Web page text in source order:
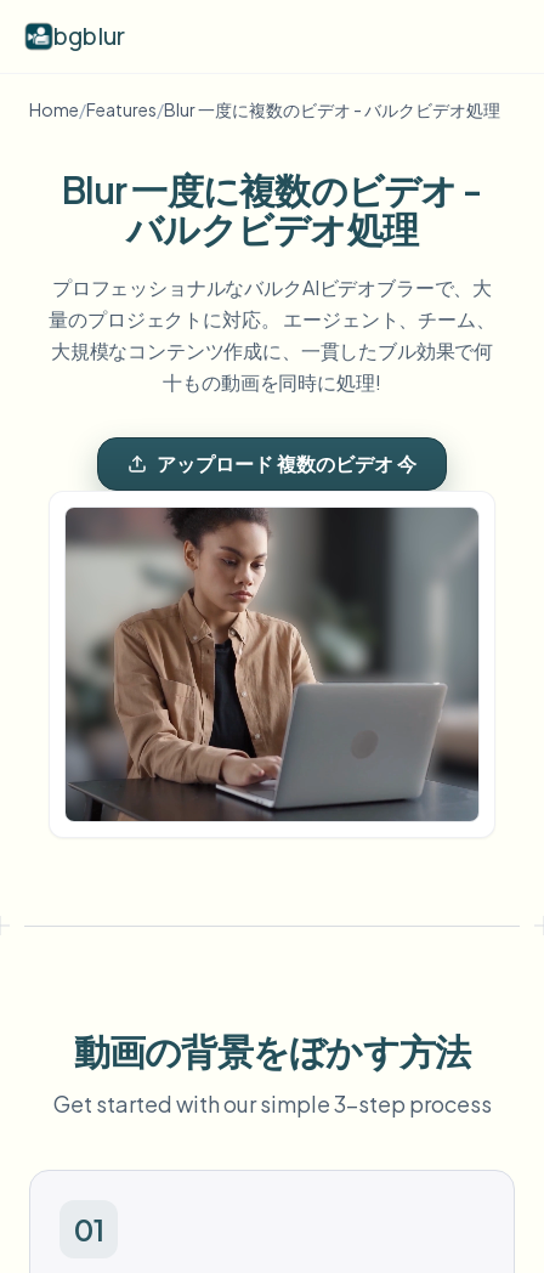
bgblur
料金
すべての例を見る
サンプルライブラリ全体を閲覧する
顔をぼかす
ナンバープレートをぼかす
背景をぼかす
何でもぼかす
スクリーン録画のぼかし
GDPRコンプライアンスぼかし
機能
View all features
Browse every blur tool in one place
ナンバープレートをぼかす
顔をぼかす
背景をぼかす
何でもぼかす
AI Video Object Remover
顔の匿名化
顔交換 - 画像
ビデオインテリジェンス
エンタープライズ
キャンパスカメラ、講義、地区の一括プライバシー
メディア・エンターテインメント
試写、リリース、コンプライアンス
小売・EC
店舗・倉庫の映像
医療
クリニックと患者向けビデオガバナンス
一括ナンバープレートぼかし
フリート、ドライブレコーダー、駐車場を大規模に
一括顔ぼかし
企業ゾーン、ポリシー、レビュー
リソース
ブログ
Whitepapers
ツール
カテゴリ
Choose language
Home/Features/Blur 一度に複数のビデオ - バルクビデオ処理
Blur 一度に複数のビデオ -
バルクビデオ処理
プロフェッショナルなバルクAIビデオブラーで、大
量のプロジェクトに対応。 エージェント、チーム、
大規模なコンテンツ作成に、一貫したブル効果で何
十もの動画を同時に処理!
アップロード 複数のビデオ 今
動画の背景をぼかす方法
Get started with our simple 3-step process
01